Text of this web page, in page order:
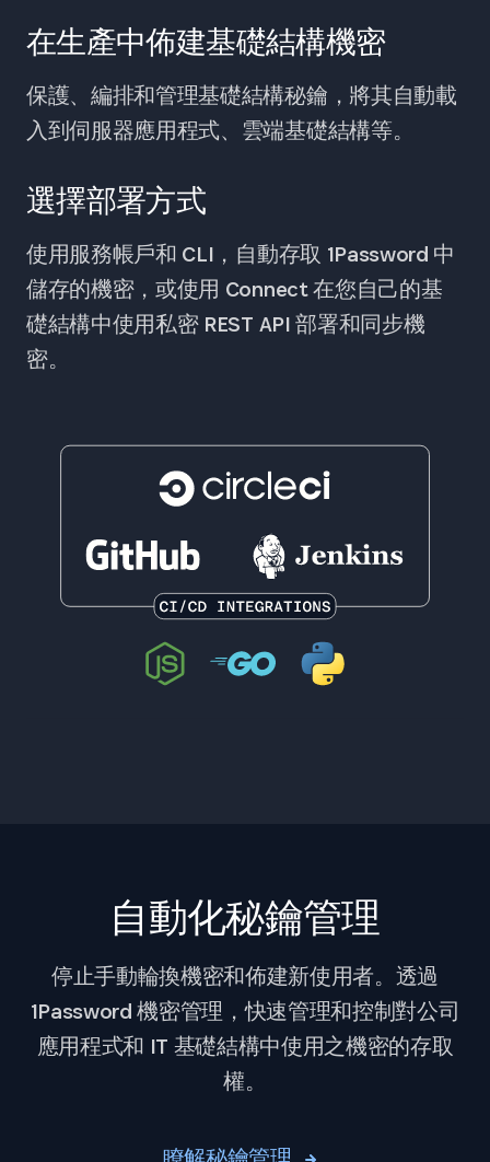
在生產中佈建基礎結構機密
保護、編排和管理基礎結構秘鑰，將其自動載
入到伺服器應用程式、雲端基礎結構等。
選擇部署方式
使用服務帳戶和 CLI，自動存取 1Password 中
儲存的機密，或使用 Connect 在您自己的基
礎結構中使用私密 REST API 部署和同步機
密。
自動化秘鑰管理
停止手動輪換機密和佈建新使用者。透過
1Password 機密管理，快速管理和控制對公司
應用程式和 IT 基礎結構中使用之機密的存取
權。